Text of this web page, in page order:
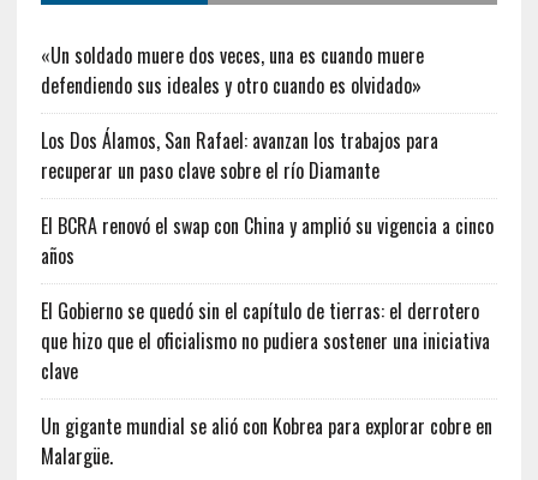
«Un soldado muere dos veces, una es cuando muere
defendiendo sus ideales y otro cuando es olvidado»
Los Dos Álamos, San Rafael: avanzan los trabajos para
recuperar un paso clave sobre el río Diamante
El BCRA renovó el swap con China y amplió su vigencia a cinco
años
El Gobierno se quedó sin el capítulo de tierras: el derrotero
que hizo que el oficialismo no pudiera sostener una iniciativa
clave
Un gigante mundial se alió con Kobrea para explorar cobre en
Malargüe.